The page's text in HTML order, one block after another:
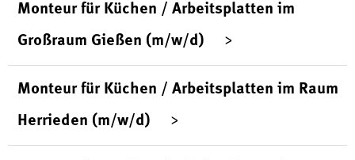
Monteur für Küchen / Arbeitsplatten im
Großraum Gießen (m/w/d)
Monteur für Küchen / Arbeitsplatten im Raum
Herrieden (m/w/d)